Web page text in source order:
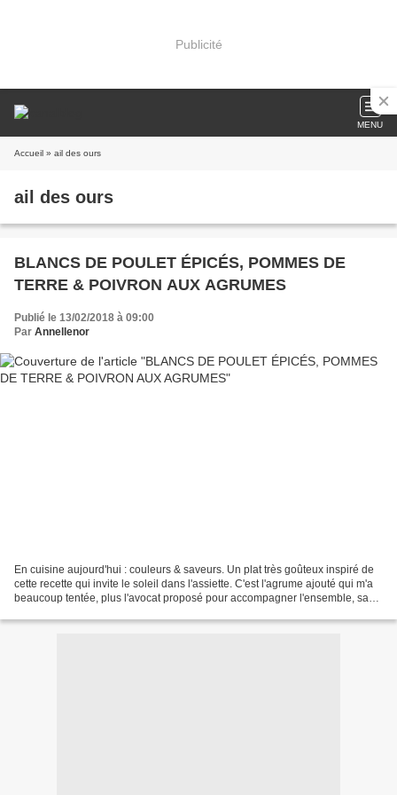
Publicité
MENU
Accueil » ail des ours
ail des ours
BLANCS DE POULET ÉPICÉS, POMMES DE
TERRE & POIVRON AUX AGRUMES
Publié le 13/02/2018 à 09:00
Par Annellenor
En cuisine aujourd'hui : couleurs & saveurs. Un plat très goûteux inspiré de
cette recette qui invite le soleil dans l'assiette. C'est l'agrume ajouté qui m'a
beaucoup tentée, plus l'avocat proposé pour accompagner l'ensemble, sauf